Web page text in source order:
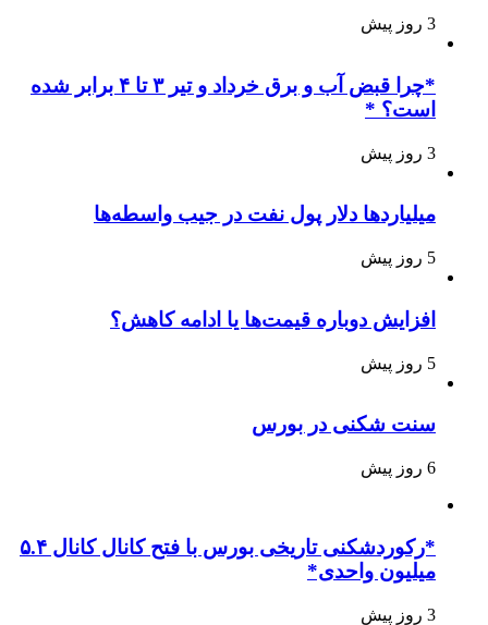
3 روز پیش
*چرا قبض آب و برق خرداد و تیر ۳ تا ۴ برابر شده
است؟ *
3 روز پیش
میلیاردها دلار پول نفت در جیب واسطه‌ها
5 روز پیش
افزایش دوباره قیمت‌ها یا ادامه کاهش؟
5 روز پیش
سنت شکنی در بورس
6 روز پیش
*رکوردشکنی تاریخی بورس با فتح کانال کانال ۵.۴
میلیون واحدی*
3 روز پیش